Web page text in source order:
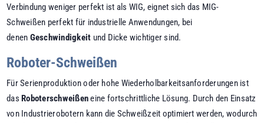
Verbindung weniger perfekt ist als WIG, eignet sich das MIG-
Schweißen perfekt für industrielle Anwendungen, bei
denen Geschwindigkeit und Dicke wichtiger sind.
Roboter-Schweißen
Für Serienproduktion oder hohe Wiederholbarkeitsanforderungen ist
dasRoboterschweißeneine fortschrittliche Lösung. Durch den Einsatz
von Industrierobotern kann die Schweißzeit optimiert werden, wodurch